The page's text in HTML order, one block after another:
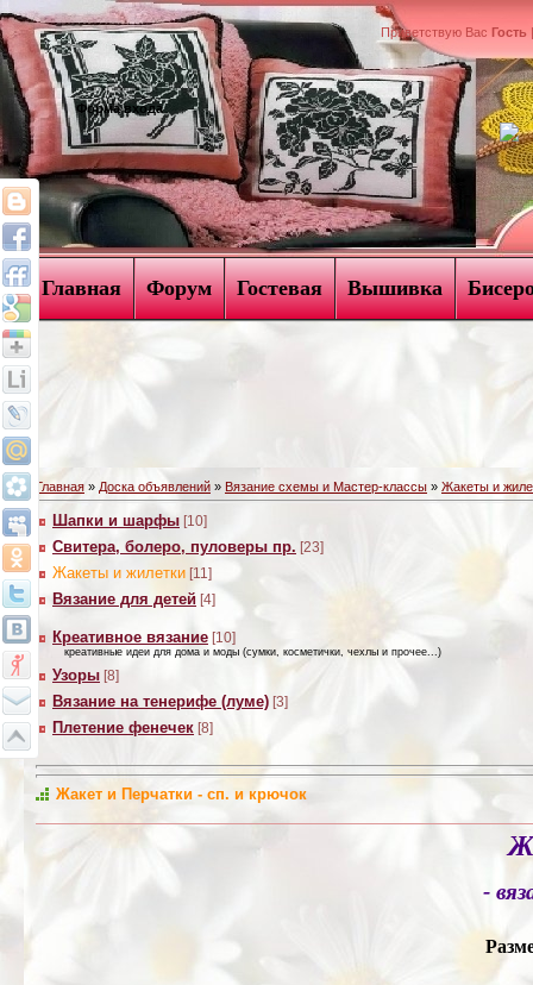
Форма входа
Приветствую Вас Гость
Главная Форум Гостевая Вышивка
Главная » Доска объявлений » Вязание схемы и Мастер-классы » Жакеты и
Шапки и шарфы [10]
Свитера, болеро, пуловеры пр. [23]
Жакеты и жилетки [11]
Вязание для детей [4]
Креативное вязание [10]
креативные идеи для дома и моды (сумки, косметички, чехлы и прочее...)
Узоры [8]
Вязание на тенерифе (луме) [3]
Плетение фенечек [8]
Жакет и Перчатки - сп. и крючок
-